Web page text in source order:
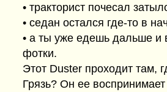
• тракторист почесал
• седан остался где-то в
• а ты уже едешь дальше и
фотки.
Этот Duster проходит там,
Грязь? Он ее